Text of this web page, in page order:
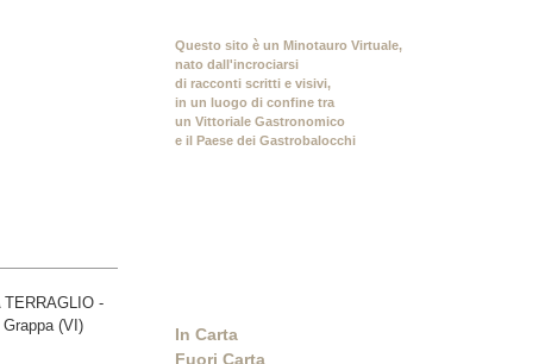
Questo sito è un Minotauro Virtuale,
nato dall'incrociarsi
di racconti scritti e visivi,
in un luogo di confine tra
un Vittoriale Gastronomico
e il Paese dei Gastrobalocchi
In Carta
Fuori Carta